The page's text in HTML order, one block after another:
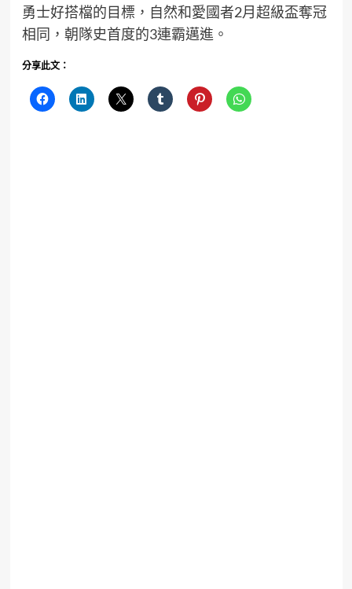
勇士好搭檔的目標，自然和愛國者2月超級盃奪冠
相同，朝隊史首度的3連霸邁進。
分享此文：